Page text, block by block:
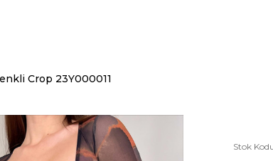
Crop 23Y000011
Stok